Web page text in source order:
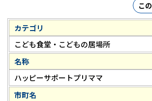
こ
カテゴリ
こども食堂・こどもの居場所
名称
ハッピーサポートプリママ
市町名